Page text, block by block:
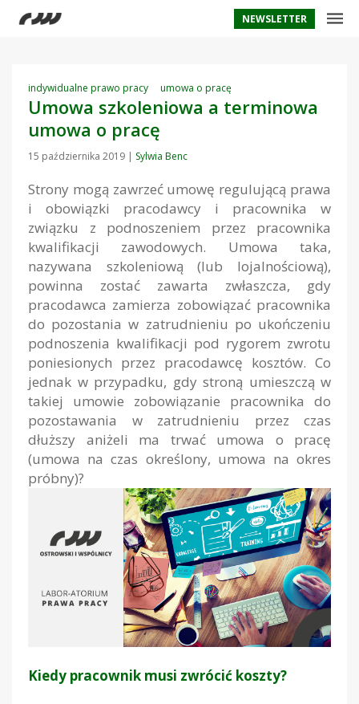
NEWSLETTER
indywidualne prawo pracy umowa o pracę
Umowa szkoleniowa a terminowa
umowa o pracę
15 października 2019 | Sylwia Benc
Strony mogą zawrzeć umowę regulującą prawa
i obowiązki pracodawcy i pracownika w
związku z podnoszeniem przez pracownika
kwalifikacji zawodowych. Umowa taka,
nazywana szkoleniową (lub lojalnościową),
powinna zostać zawarta zwłaszcza, gdy
pracodawca zamierza zobowiązać pracownika
do pozostania w zatrudnieniu po ukończeniu
podnoszenia kwalifikacji pod rygorem zwrotu
poniesionych przez pracodawcę kosztów. Co
jednak w przypadku, gdy stroną umieszczą w
takiej umowie zobowiązanie pracownika do
pozostawania w zatrudnieniu przez czas
dłuższy aniżeli ma trwać umowa o pracę
(umowa na czas określony, umowa na okres
próbny)?
Kiedy pracownik musi zwrócić koszty?